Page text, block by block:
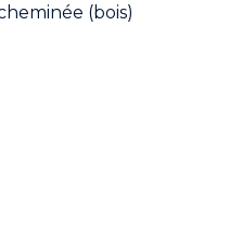
(bois)